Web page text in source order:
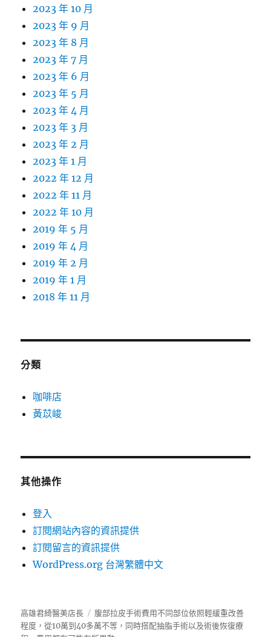
2023 年 10 月
2023 年 9 月
2023 年 8 月
2023 年 7 月
2023 年 6 月
2023 年 5 月
2023 年 4 月
2023 年 3 月
2023 年 2 月
2023 年 1 月
2022 年 12 月
2022 年 11 月
2022 年 10 月
2019 年 5 月
2019 年 4 月
2019 年 2 月
2019 年 1 月
2018 年 11 月
分類
咖啡店
黃苡峻
其他操作
登入
訂閱網站內容的資訊提供
訂閱留言的資訊提供
WordPress.org 台灣繁體中文
高雄君綺醫美店長
腹部拉皮手術費用不同部位依照輕緩重改善
程度，從10萬到40多萬不等，同時搭配抽脂手術以及術後恢復療